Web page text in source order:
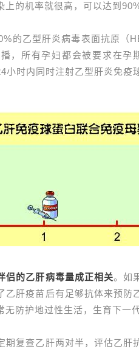
上的机率就很高，可以达到
的乙型肝炎病毒表面抗原（
，所有孕妇都会被要求在
小时内同时注射乙型肝炎免疫
侣的乙肝病毒量成正相关。如
乙肝疫苗后有足够抗体来预
无防护地过性生活，生育下一
期复查乙肝两对半，评估乙